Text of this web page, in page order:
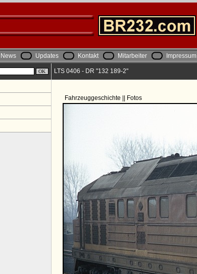
News Updates Kontakt Mitarbeiter Impressum
LTS 0406 - DR "132 189-2"
Fahrzeuggeschichte || Fotos